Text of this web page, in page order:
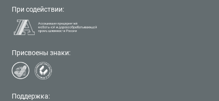
При содействии:
Присвоены знаки:
Поддержка: